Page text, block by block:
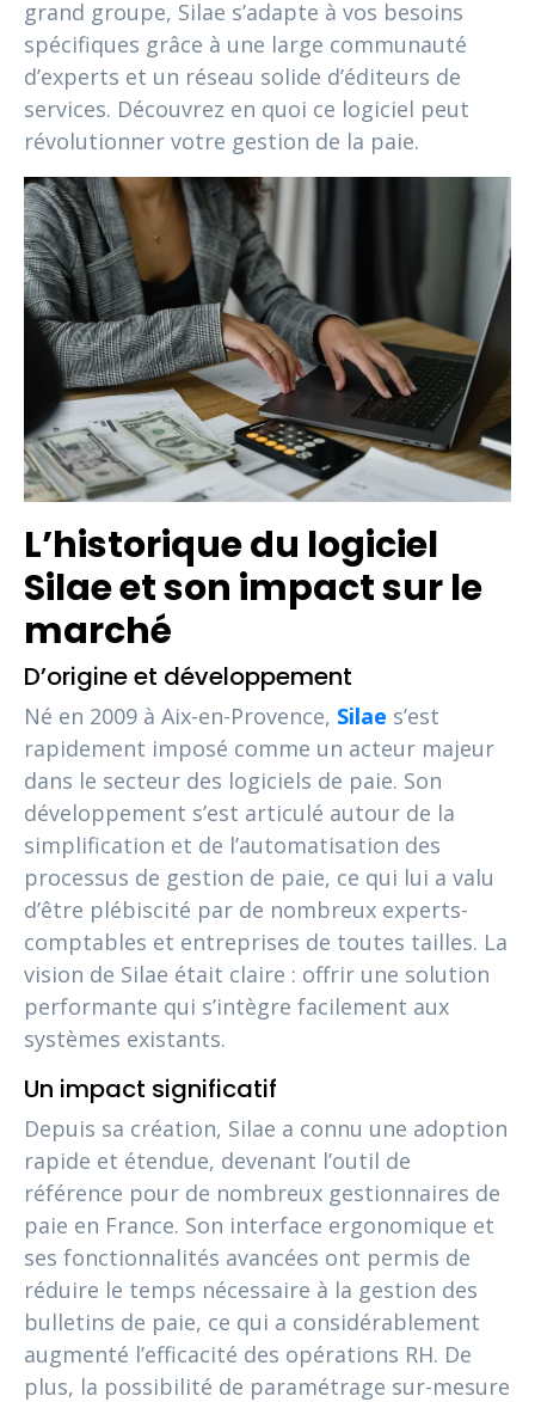
grand groupe, Silae s’adapte à vos besoins
spécifiques grâce à une large communauté
d’experts et un réseau solide d’éditeurs de
services. Découvrez en quoi ce logiciel peut
révolutionner votre gestion de la paie.
L’historique du logiciel
Silae et son impact sur le
marché
D’origine et développement
Né en 2009 à Aix-en-Provence, Silae s’est
rapidement imposé comme un acteur majeur
dans le secteur des logiciels de paie. Son
développement s’est articulé autour de la
simplification et de l’automatisation des
processus de gestion de paie, ce qui lui a valu
d’être plébiscité par de nombreux experts-
comptables et entreprises de toutes tailles. La
vision de Silae était claire : offrir une solution
performante qui s’intègre facilement aux
systèmes existants.
Un impact significatif
Depuis sa création, Silae a connu une adoption
rapide et étendue, devenant l’outil de
référence pour de nombreux gestionnaires de
paie en France. Son interface ergonomique et
ses fonctionnalités avancées ont permis de
réduire le temps nécessaire à la gestion des
bulletins de paie, ce qui a considérablement
augmenté l’efficacité des opérations RH. De
plus, la possibilité de paramétrage sur-mesure